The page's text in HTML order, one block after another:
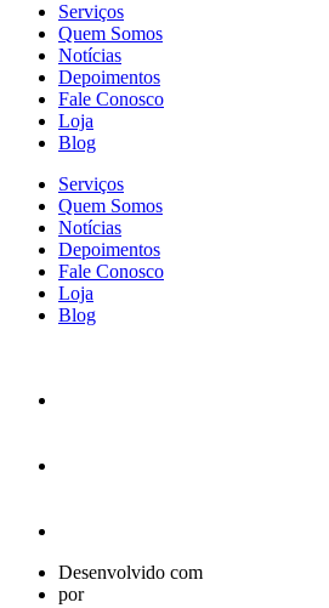
Serviços
Quem Somos
Notícias
Depoimentos
Fale Conosco
Loja
Blog
Serviços
Quem Somos
Notícias
Depoimentos
Fale Conosco
Loja
Blog
Desenvolvido com
por